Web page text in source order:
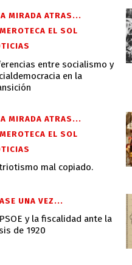
entre socialismo y
en la
MIRADA ATRAS...
EL SOL
mal copiado.
MIRADA ATRAS...
EL SOL
y la fiscalidad ante la
de 1920
UNA VEZ...